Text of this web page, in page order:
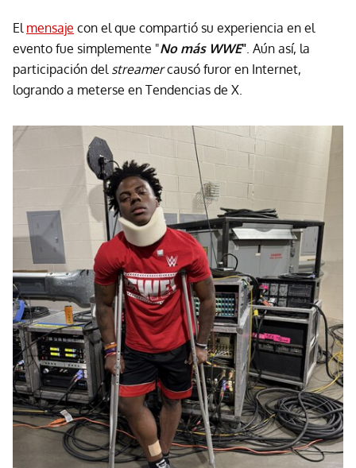
El mensaje con el que compartió su experiencia en el
evento fue simplemente "No más WWE". Aún así, la
participación del streamercausó furor en Internet,
logrando a meterse en Tendencias de X.